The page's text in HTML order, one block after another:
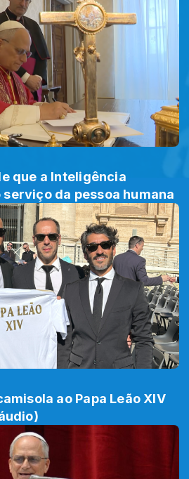
que a Inteligência
da pessoa humana
ao Papa Leão XIV